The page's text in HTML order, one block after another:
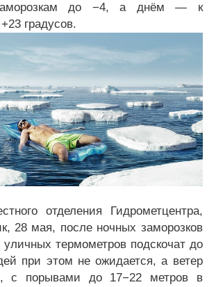
до −4, а днём — к
градусов.
отделения Гидрометцентра,
28 мая, после ночных заморозков
термометров подскочат до
при этом не ожидается, а ветер
с порывами до 17−22 метров в